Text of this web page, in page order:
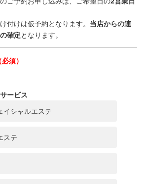
付けは仮予約となります。 当店からの連
確定となります。
（必須）
ービス
イシャルエステ
ステ